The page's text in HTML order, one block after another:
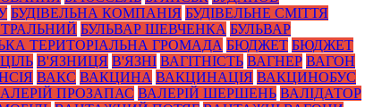
БУДІВЕЛЬНА КОМПАНІЯ БУДІВЕЛЬНЕ СМІТТЯ
БУЛЬВАР ШЕВЧЕНКА БУЛЬВАР
ТЕРИТОРІАЛЬНА ГРОМАДА БЮДЖЕТ БЮДЖЕТ
В'ЯЗНИЦЯ В'ЯЗНІ ВАГІТНІСТЬ ВАГНЕР ВАГОН
ВАКС ВАКЦИНА ВАКЦИНАЦІЯ ВАКЦИНОБУС
ПРОЗАПАС ВАЛЕРІЙ ШЕРШЕНЬ ВАЛІДАТОР